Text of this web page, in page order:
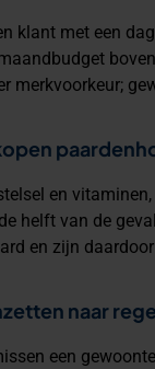
klant met een
merkvoorkeur;
en
helft van de
en zijn
naar
een